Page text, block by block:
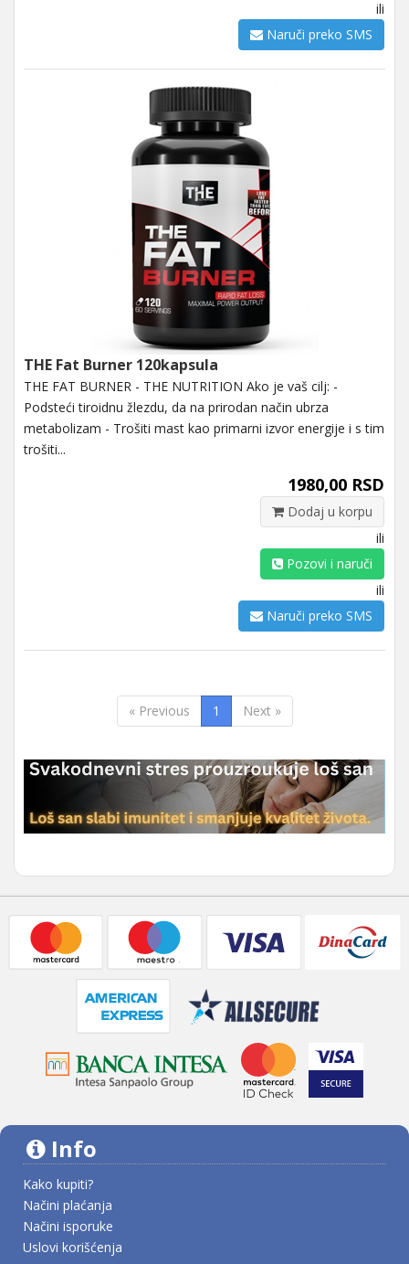
ili
Naruči preko SMS
THE Fat Burner 120kapsula
THE FAT BURNER - THE NUTRITION Ako je vaš cilj: -
Podsteći tiroidnu žlezdu, da na prirodan način ubrza
metabolizam - Trošiti mast kao primarni izvor energije i s tim
trošiti...
1980,00 RSD
Dodaj u korpu
ili
Pozovi i naruči
ili
Naruči preko SMS
« Previous 1 Next »
Info
Kako kupiti?
Načini plaćanja
Načini isporuke
Uslovi korišćenja